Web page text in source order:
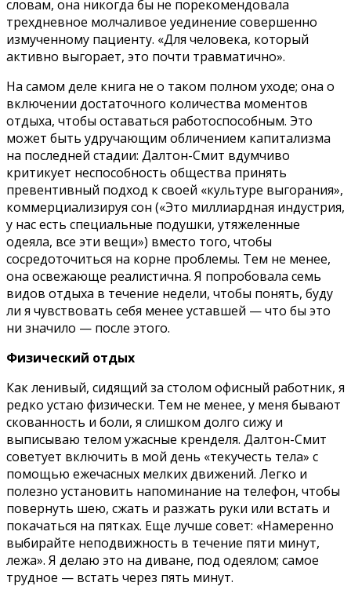
словам, она никогда бы не порекомендовала
трехдневное молчаливое уединение совершенно
измученному пациенту. «Для человека, который
активно выгорает, это почти травматично».
На самом деле книга не о таком полном уходе; она о
включении достаточного количества моментов
отдыха, чтобы оставаться работоспособным. Это
может быть удручающим обличением капитализма
на последней стадии: Далтон-Смит вдумчиво
критикует неспособность общества принять
превентивный подход к своей «культуре выгорания»,
коммерциализируя сон («Это миллиардная индустрия,
у нас есть специальные подушки, утяжеленные
одеяла, все эти вещи») вместо того, чтобы
сосредоточиться на корне проблемы. Тем не менее,
она освежающе реалистична. Я попробовала семь
видов отдыха в течение недели, чтобы понять, буду
ли я чувствовать себя менее уставшей — что бы это
ни значило — после этого.
Физический отдых
Как ленивый, сидящий за столом офисный работник, я
редко устаю физически. Тем не менее, у меня бывают
скованность и боли, я слишком долго сижу и
выписываю телом ужасные кренделя. Далтон-Смит
советует включить в мой день «текучесть тела» с
помощью ежечасных мелких движений. Легко и
полезно установить напоминание на телефон, чтобы
повернуть шею, сжать и разжать руки или встать и
покачаться на пятках. Еще лучше совет: «Намеренно
выбирайте неподвижность в течение пяти минут,
лежа». Я делаю это на диване, под одеялом; самое
трудное — встать через пять минут.